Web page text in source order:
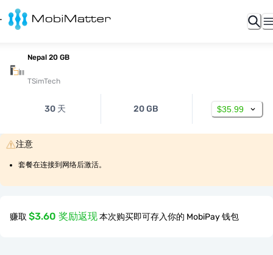
Nepal 20 GB
TSimTech
30 天 20 GB $35.99
注意
套餐在连接到网络后激活。
赚取 $3.60 奖励返现本次购买即可存入你的 MobiPay 钱包